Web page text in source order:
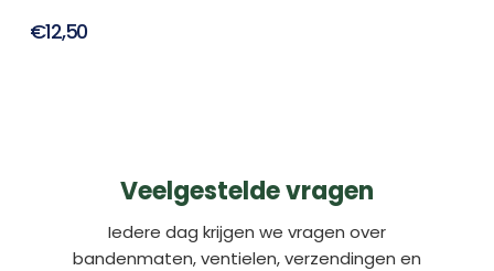
€12,50
Veelgestelde vragen
Iedere dag krijgen we vragen over
bandenmaten, ventielen, verzendingen en